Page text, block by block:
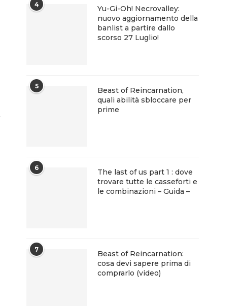
4
Yu-Gi-Oh! Necrovalley:
nuovo aggiornamento della
banlist a partire dallo
scorso 27 Luglio!
5
Beast of Reincarnation,
quali abilità sbloccare per
prime
6
The last of us part 1 : dove
trovare tutte le casseforti e
le combinazioni – Guida –
7
Beast of Reincarnation:
cosa devi sapere prima di
comprarlo (video)